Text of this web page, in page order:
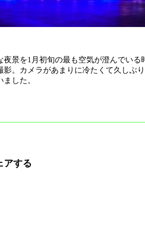
景を1月初旬の最も空気が澄んでいる
影。カメラがあまりに冷たくて久しぶ
した。
アする